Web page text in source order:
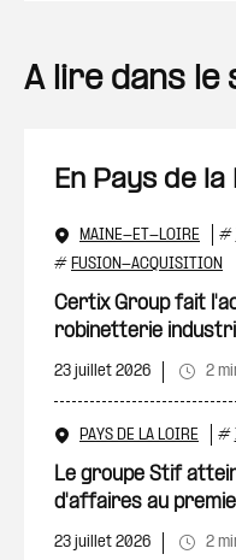
A lire dans
En Pays de la
MAINE-ET-LOIRE #
# FUSION-ACQUISITION
Certix Group fait
robinetterie
23 juillet 2026 2
PAYS DE LA LOIRE #
Le groupe Stif
d'affaires au
23 juillet 2026 2